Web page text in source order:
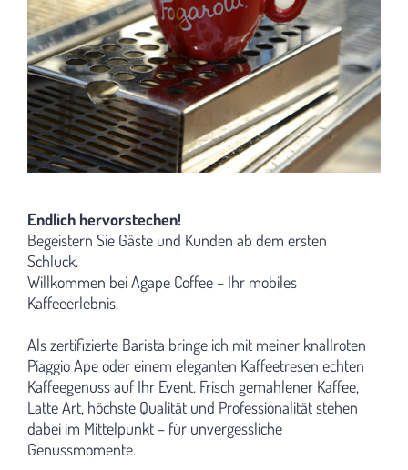
Endlich hervorstechen!
Begeistern Sie Gäste und Kunden ab dem ersten
Schluck.
Willkommen bei Agape Coffee – Ihr mobiles
Kaffeeerlebnis.
Als zertifizierte Barista bringe ich mit meiner knallroten
Piaggio Ape oder einem eleganten Kaffeetresen echten
Kaffeegenuss auf Ihr Event. Frisch gemahlener Kaffee,
Latte Art, höchste Qualität und Professionalität stehen
dabei im Mittelpunkt – für unvergessliche
Genussmomente.